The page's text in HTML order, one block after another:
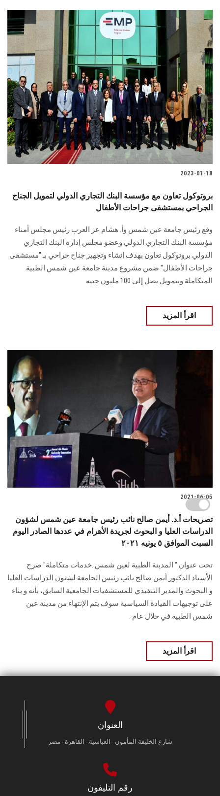
2023-01-18
بروتوكول تعاون مع مؤسسة البنك التجاري الدولي لتمويل الجناح
الجراحي بمستشفى جراحات الأطفال
وقع رئيس جامعة عين شمس وأ. هشام عز العرب رئيس مجلس أمناء
مؤسسة البنك التجاري الدولي وعضو مجلس إدارة البنك التجاري
الدولي بروتوكول تعاون بهدف إنشاء وتجهيز جناح جراحي بـ "مستشفى
جراحات الأطفال" ضمن مشروع مدينة جامعة عين شمس الطبية
المتكاملة وبتمويل يصل إلى 100 مليون جنيه
اقرأ المزيد
2021-06-05
تصريحات أ.د. أيمن صالح نائب رئيس جامعة عين شمس لشؤون
الدراسات العليا و البحوث لجريدة الأهرام في عددها الصادر اليوم
السبت الموافق ٥ يونيه ٢٠٢١
تحت عنوان " المدينة الطبية لعين شمس..خدمات متكاملة" صرح
الأستاذ الدكتور أيمن صالح نائب رئيس الجامعة لشئون الدراسات العليا
و البحوث والمدير التنفيذي للمستشفيات الجامعية السابق، بأنه و بناء
على توجيهات القيادة السياسية سوف يتم الإنتهاء من مدينة عين
شمس الطبية في خلال عام .
اقرأ المزيد
العنوان
شارع الخليفة المأمون - العباسية - القاهرة - مصر
رقم التليفون